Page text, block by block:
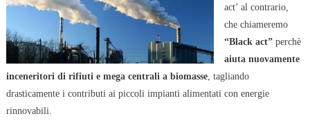
act’ al contrario,
che chiameremo
“Black act” perchè
aiuta nuovamente
inceneritori di rifiuti e mega centrali a biomasse, tagliando
drasticamente i contributi ai piccoli impianti alimentati con energie
rinnovabili.